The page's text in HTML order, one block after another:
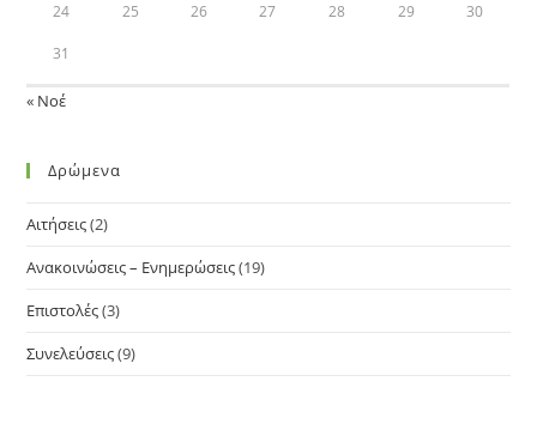
24 25 26 27 28 29 30
31
« Νοέ
Δρώμενα
Αιτήσεις(2)
Ανακοινώσεις – Ενημερώσεις(19)
Επιστολές(3)
Συνελεύσεις(9)